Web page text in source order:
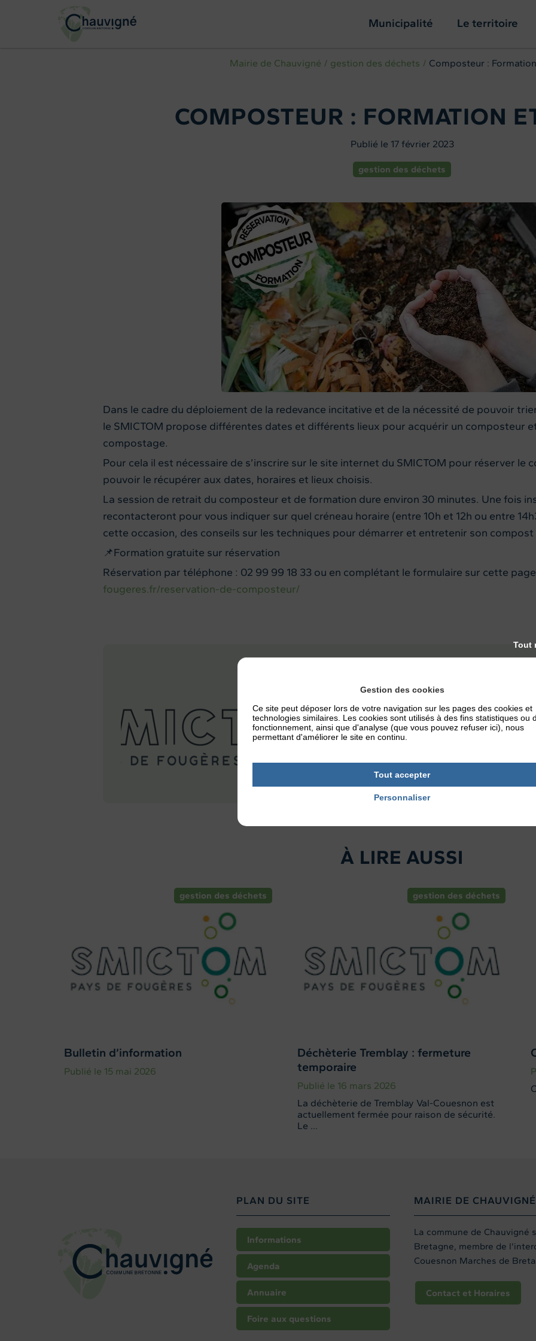
Municipalité Le territoire
Mairie de Chauvigné gestion des déchets Composteur :
COMPOSTEUR : FORMATION
Publié le 17 février 2023
gestion des déchets
Dans le cadre du déploiement de la redevance incitative et de la nécessité de pouvoir
le SMICTOM propose différentes dates et différents lieux pour acquérir un composteur
compostage.
Pour cela il est nécessaire de s’inscrire sur le site internet du SMICTOM pour réserver le
pouvoir le récupérer aux dates, horaires et lieux choisis.
La session de retrait du composteur et de formation dure environ 30 minutes. Une fois
recontacteront pour vous indiquer sur quel créneau horaire (entre 10h et 12h ou entre
cette occasion, des conseils sur les techniques pour démarrer et entretenir son
📌Formation gratuite sur réservation
Réservation par téléphone : 02 99 99 18 33 ou en complétant le formulaire sur cette
fougeres.fr/reservation-de-composteur/
Horaires d’été : du 1er mars au 31 octobre
vendredi 14h-18h Samedi 9h-12h | 14h-18h
novembre au 28 février Lundi, mercredi,
Samedi 9h30-12h | 14h-17h30 Coordonnées
Découvrir sur l'annuaire
À LIRE AUSSI
gestion des déchets
Bulletin d’information
Publié le 15 mai 2026
gestion des déchets
Déchèterie Tremblay : fermeture
temporaire
Publié le 16 mars 2026
La déchèterie de Tremblay Val-Couesnon est
actuellement fermée pour raison de sécurité.
Le ...
PLAN DU SITE
Informations
Agenda
Annuaire
Foire aux questions
MAIRIE DE CHAUVIGNÉ
La commune de
Bretagne, membre de
Couesnon Marches de
Contact et Horaires
Gestion des cookies
Ce site peut déposer lors de votre navigation sur les pages des cookies et
technologies similaires. Les cookies sont utilisés à des fins statistiques ou
fonctionnement, ainsi que d'analyse (que vous pouvez refuser ici), nous
permettant d'améliorer le site en continu.
Tout accepter
Tout
Personnaliser